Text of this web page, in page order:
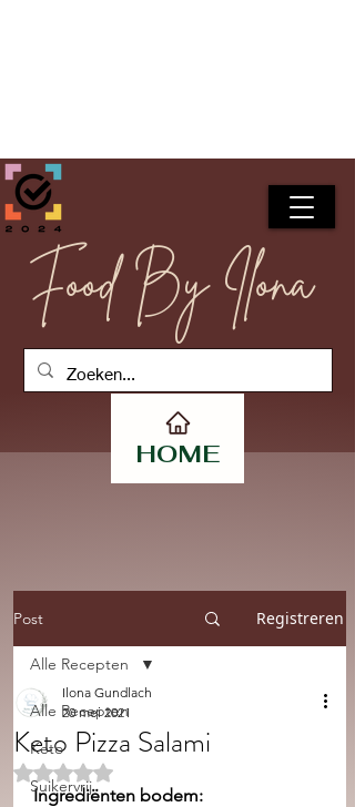
Food By Ilona
HOME
Post Registreren
Alle Recepten
Keto
Suikervrij
Alle Recepten
Keto Pizza Salami
Ilona Gundlach
20 mei 2021
Beoordeeld met NaN uit 5 sterren.
Ingrediënten bodem: